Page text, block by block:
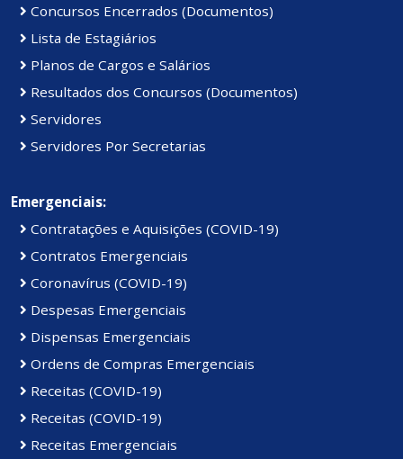
Concursos Encerrados (Documentos)
Lista de Estagiários
Planos de Cargos e Salários
Resultados dos Concursos (Documentos)
Servidores
Servidores Por Secretarias
Emergenciais:
Contratações e Aquisições (COVID-19)
Contratos Emergenciais
Coronavírus (COVID-19)
Despesas Emergenciais
Dispensas Emergenciais
Ordens de Compras Emergenciais
Receitas (COVID-19)
Receitas (COVID-19)
Receitas Emergenciais